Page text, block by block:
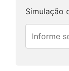
Simulação